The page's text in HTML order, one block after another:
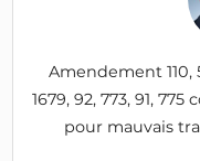
Amendement 110,
1679, 92, 773, 91,
pour mauvais